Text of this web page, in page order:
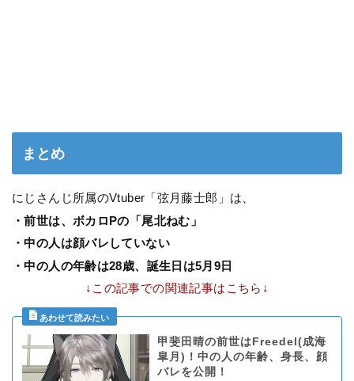
まとめ
にじさんじ所属のVtuber「弦月藤士郎」は、
・前世は、ボカロPの「尾北ねむ」
・中の人は顔バレしていない
・中の人の年齢は28歳、誕生日は5月9日
↓この記事での関連記事はこちら↓
甲斐田晴の前世はFreedel(成海
皐月)！中の人の年齢、身長、顔
バレを公開！